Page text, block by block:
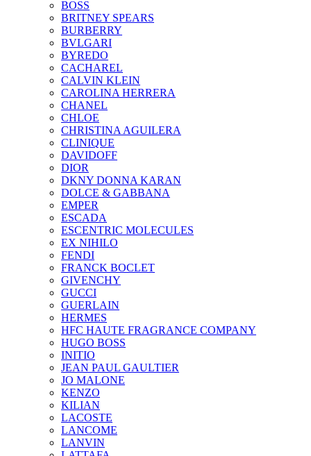
BOSS
BRITNEY SPEARS
BURBERRY
BVLGARI
BYREDO
CACHAREL
CALVIN KLEIN
CAROLINA HERRERA
CHANEL
CHLOE
CHRISTINA AGUILERA
CLINIQUE
DAVIDOFF
DIOR
DKNY DONNA KARAN
DOLCE & GABBANA
EMPER
ESCADA
ESCENTRIC MOLECULES
EX NIHILO
FENDI
FRANCK BOCLET
GIVENCHY
GUCCI
GUERLAIN
HERMES
HFC HAUTE FRAGRANCE COMPANY
HUGO BOSS
INITIO
JEAN PAUL GAULTIER
JO MALONE
KENZO
KILIAN
LACOSTE
LANCOME
LANVIN